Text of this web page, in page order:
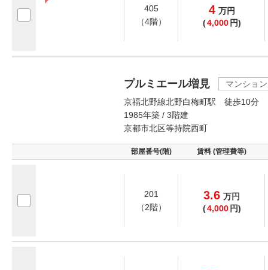
405
（4階）
4 万円
(4,000 円)
プルミエール増見
マンション
京福北野線北野白梅町駅 徒歩10分
1985年築 / 3階建
京都市北区等持院西町
部屋番号(階) 賃料 (管理費等)
201
（2階）
3.6 万円
(4,000 円)